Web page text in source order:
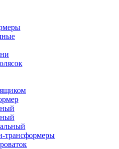
ящиком
трансформеры